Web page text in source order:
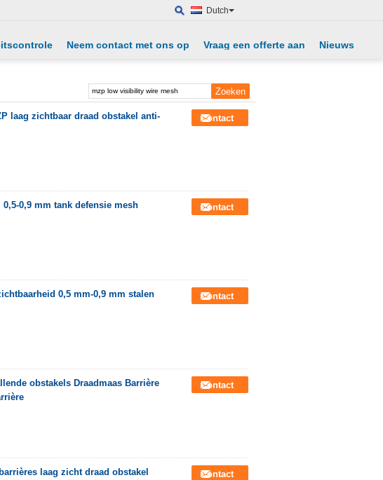
Dutch
Neem contact met ons op Vraag een offerte aan Nieuws
laag zichtbaar draad obstakel anti-
Contact
0,9 mm tank defensie mesh Contact
0,5 mm-0,9 mm stalen
Contact
obstakels Draadmaas Barrière
Contact
laag zicht draad obstakel
Contact